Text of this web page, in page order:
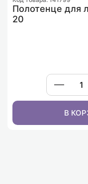
Полотенце для
20
В